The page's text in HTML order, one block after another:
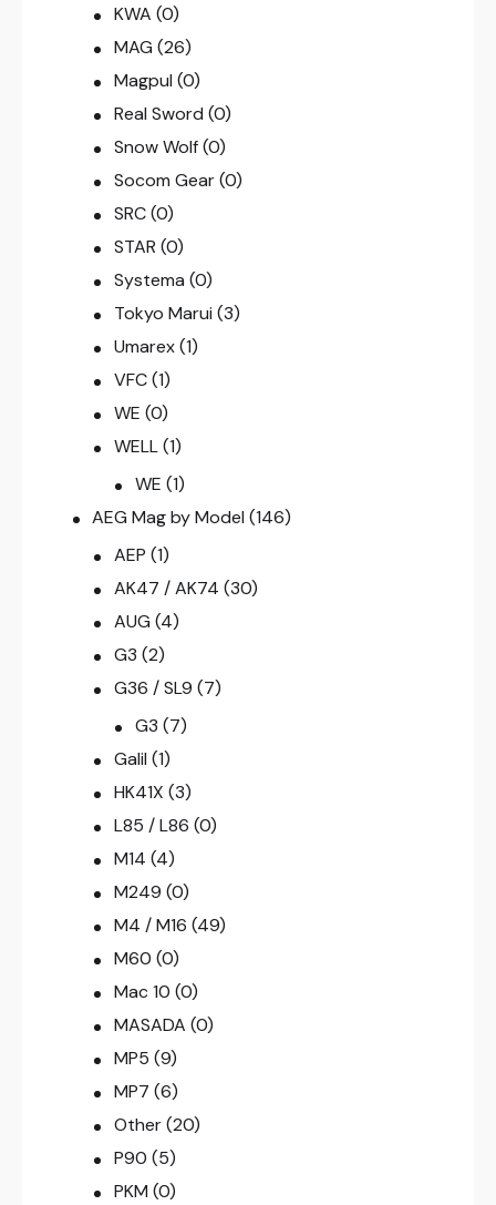
KWA (0)
MAG (26)
Magpul (0)
Real Sword (0)
Snow Wolf (0)
Socom Gear (0)
SRC (0)
STAR (0)
Systema (0)
Tokyo Marui (3)
Umarex (1)
VFC (1)
WE (0)
WELL (1)
WE (1)
AEG Mag by Model (146)
AEP (1)
AK47 / AK74 (30)
AUG (4)
G3 (2)
G36 / SL9 (7)
G3 (7)
Galil (1)
HK41X (3)
L85 / L86 (0)
M14 (4)
M249 (0)
M4 / M16 (49)
M60 (0)
Mac 10 (0)
MASADA (0)
MP5 (9)
MP7 (6)
Other (20)
P90 (5)
PKM (0)